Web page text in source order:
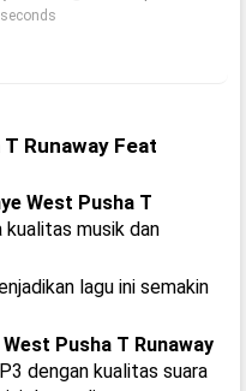
Runaway Feat
West Pusha T
kualitas musik dan
lagu ini semakin
West Pusha T Runaway
dengan kualitas suara